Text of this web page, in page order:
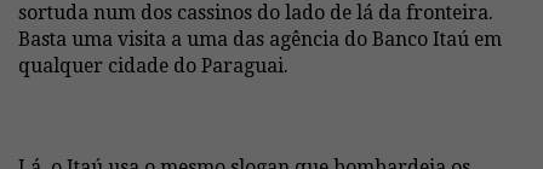
sortuda num dos cassinos do lado de lá da fronteira.
Basta uma visita a uma das agência do Banco Itaú em
qualquer cidade do Paraguai.